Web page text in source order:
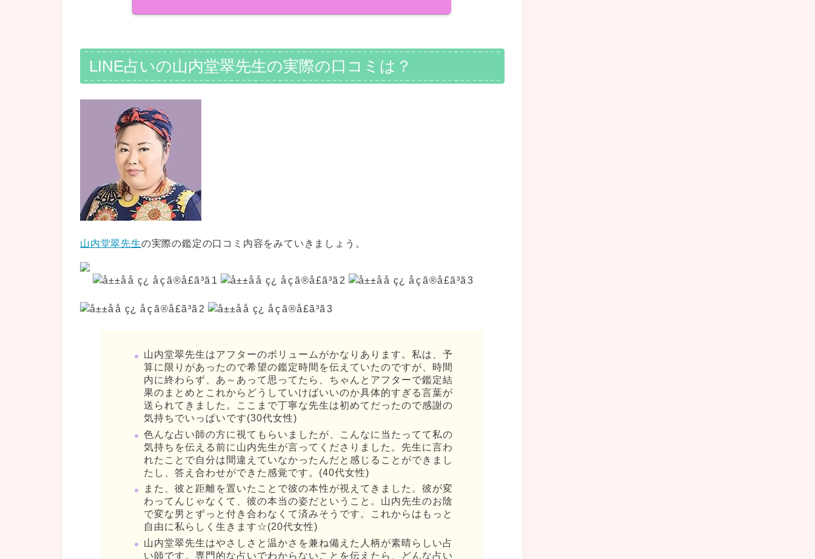
LINE占いの山内堂翠先生の実際の口コミは？
山内堂翠先生の実際の鑑定の口コミ内容をみていきましょう。
山内堂翠先生はアフターのボリュームがかなりあります。私は、予
算に限りがあったので希望の鑑定時間を伝えていたのですが、時間
内に終わらず、あ～あって思ってたら、ちゃんとアフターで鑑定結
果のまとめとこれからどうしていけばいいのか具体的すぎる言葉が
送られてきました。ここまで丁寧な先生は初めてだったので感謝の
気持ちでいっぱいです(30代女性)
色んな占い師の方に視てもらいましたが、こんなに当たってて私の
気持ちを伝える前に山内先生が言ってくださりました。先生に言わ
れたことで自分は間違えていなかったんだと感じることができまし
たし、答え合わせができた感覚です。(40代女性)
また、彼と距離を置いたことで彼の本性が視えてきました。彼が変
わってんじゃなくて、彼の本当の姿だということ。山内先生のお陰
で変な男とずっと付き合わなくて済みそうです。これからはもっと
自由に私らしく生きます☆(20代女性)
山内堂翠先生はやさしさと温かさを兼ね備えた人柄が素晴らしい占
い師です。専門的な占いでわからないことを伝えたら、どんな占い